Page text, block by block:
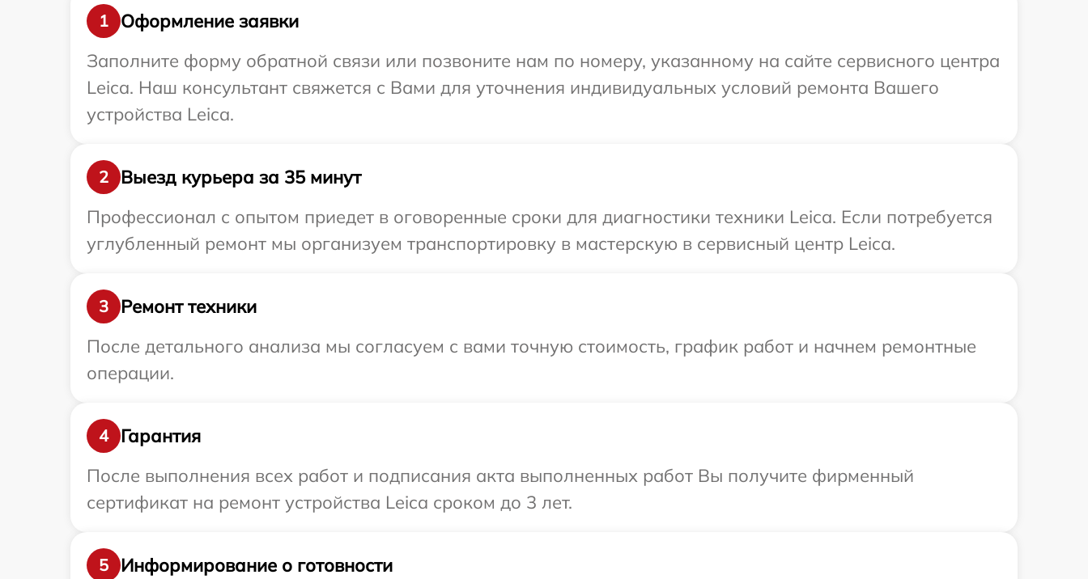
1
Оформление заявки
Заполните форму обратной связи или позвоните нам по номеру, указанному на сайте сервисного центра
Leica. Наш консультант свяжется с Вами для уточнения индивидуальных условий ремонта Вашего
устройства Leica.
2
Выезд курьера за 35 минут
Профессионал с опытом приедет в оговоренные сроки для диагностики техники Leica. Если потребуется
углубленный ремонт мы организуем транспортировку в мастерскую в сервисный центр Leica.
3
Ремонт техники
После детального анализа мы согласуем с вами точную стоимость, график работ и начнем ремонтные
операции.
4
Гарантия
После выполнения всех работ и подписания акта выполненных работ Вы получите фирменный
сертификат на ремонт устройства Leica сроком до 3 лет.
5
Информирование о готовности